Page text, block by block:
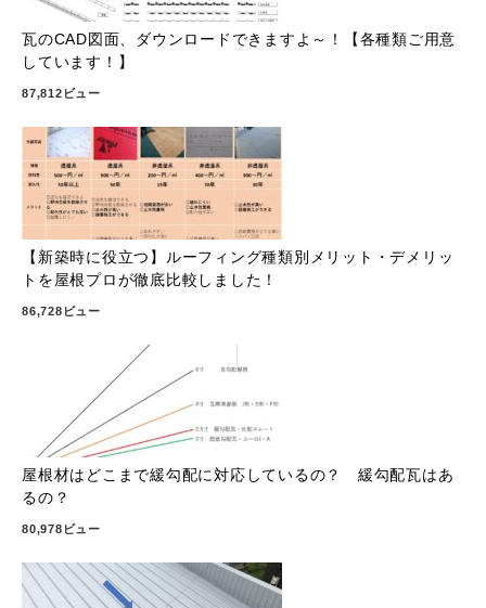
瓦のCAD図面、ダウンロードできますよ～！【各種類ご用意
しています！】
87,812ビュー
【新築時に役立つ】ルーフィング種類別メリット・デメリッ
トを屋根プロが徹底比較しました！
86,728ビュー
屋根材はどこまで緩勾配に対応しているの？ 緩勾配瓦はあ
るの？
80,978ビュー